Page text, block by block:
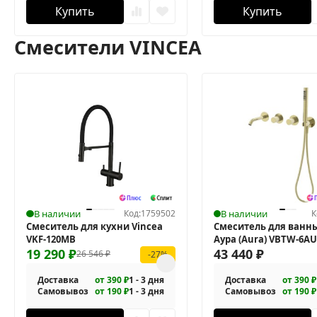
Купить Купить
Смесители VINCEA
В наличии Код:1759502
Смеситель для кухни Vincea
VKF-120MB
26 546₽
19 290 ₽ -27%
Доставка от 390 ₽1 - 3 дня
Самовывоз от 190 ₽1 - 3 дня
В наличии
Смеситель для
Аура (Aura) VBTW-
43 440 ₽
Доставка от 390 ₽
Самовывоз от 190 ₽